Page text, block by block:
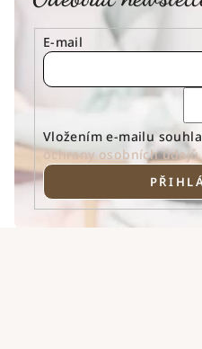
E-mail
Vložením e-mailu
ochrany osobních údajů